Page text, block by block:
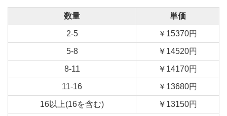
数量 単価
2-5 ￥15370円
5-8 ￥14520円
8-11 ￥14170円
11-16 ￥13680円
16以上(16を含む) ￥13150円